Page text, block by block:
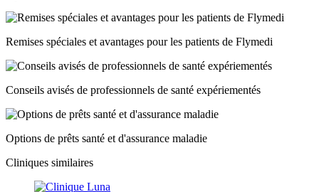
Remises spéciales et avantages pour les patients de Flymedi
Conseils avisés de professionnels de santé expériementés
Options de prêts santé et d'assurance maladie
Cliniques similaires